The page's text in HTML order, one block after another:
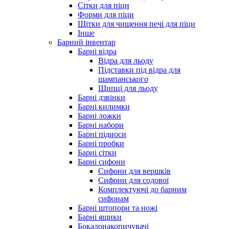
Сітки для піци
Форми для піци
Щітки для чищення печі для піци
Інше
Барний інвентар
Барні відра
Відра для льоду
Підставки під відра для
шампанського
Щипці для льоду
Барні дзвінки
Барні килимки
Барні ложки
Барні набори
Барні підноси
Барні пробки
Барні сітки
Барні сифони
Сифони для вершків
Сифони для содової
Комплектуючі до барним
сифонам
Барні штопори та ножі
Барні ящики
Бокалонакопичувачі